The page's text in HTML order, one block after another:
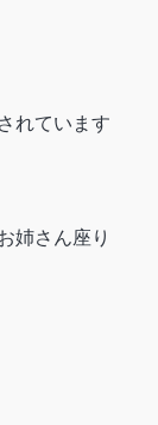
れています
姉さん座り